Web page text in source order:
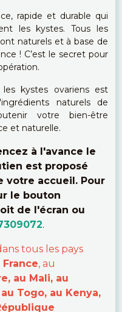
rapide et durable qui
les kystes. Tous les
naturels et à base de
! C’est le secret pour
kystes ovariens est
naturels de
votre bien-être
et naturelle.
à l'avance le
est proposé
votre accueil. Pour
le bouton
de l'écran ou
.
tous les pays
France, au
au Mali, au
Togo, au Kenya,